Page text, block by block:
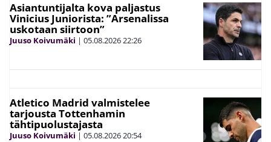
Asiantuntijalta kova paljastus
Vinicius Juniorista: ”Arsenalissa
uskotaan siirtoon”
Juuso Koivumäki | 05.08.202622:26
Atletico Madrid valmistelee
tarjousta Tottenhamin
tähtipuolustajasta
Juuso Koivumäki | 05.08.202620:54